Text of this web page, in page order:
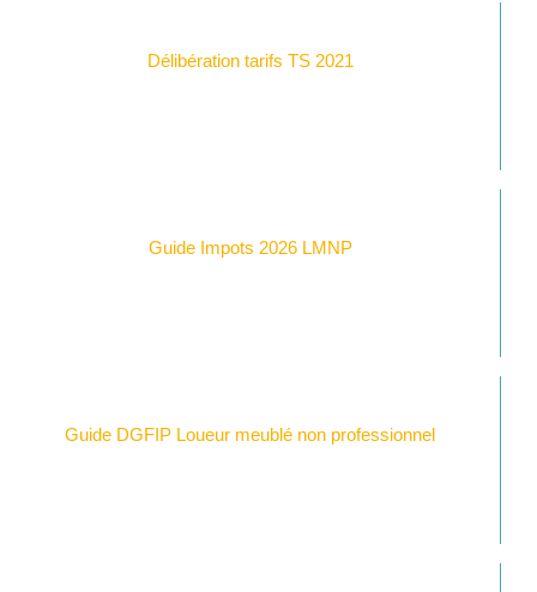
Délibération tarifs TS 2021
Guide Impots 2026 LMNP
Guide DGFIP Loueur meublé non professionnel